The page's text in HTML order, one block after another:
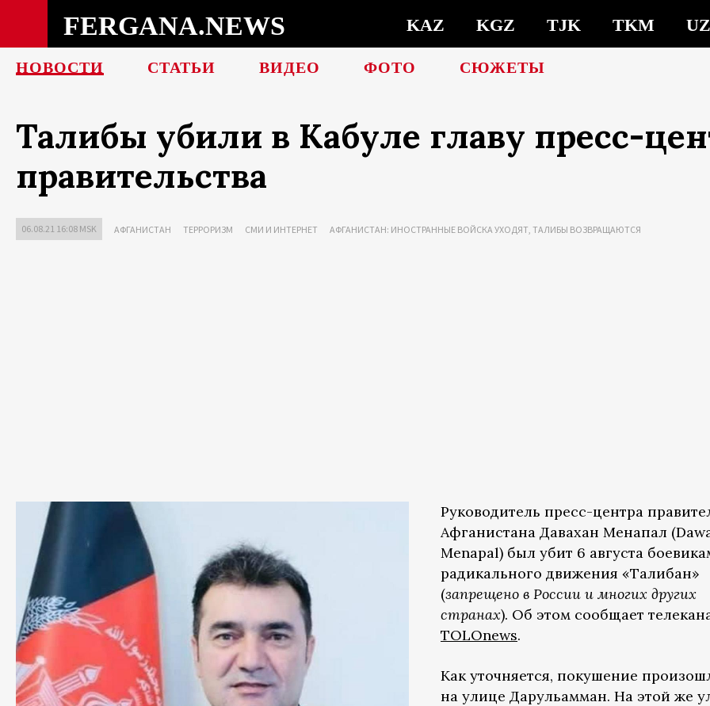
FERGANA.NEWS KAZ KGZ TJK TKM
НОВОСТИ СТАТЬИ ВИДЕО ФОТО СЮЖЕТЫ
Талибы убили в Кабуле главу пресс-
правительства
06.08.21 16:08 MSK АФГАНИСТАН ТЕРРОРИЗМ СМИ И ИНТЕРНЕТ АФГАНИСТАН: ИНОСТРАННЫЕ ВОЙСКА УХОДЯТ, ТАЛИБЫ ВОЗВРАЩАЮТСЯ
Руководитель пресс-центра
Афганистана Давахан Менапал
Menapal) был убит 6 августа
радикального движения «Талибан»
(запрещено в России и многих других
странах). Об этом сообщает
TOLOnews.
Как уточняется, покушение
на улице Дарульамман. На этой же